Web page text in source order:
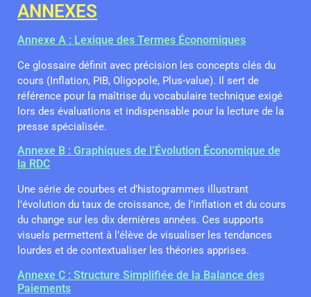
ANNEXES
Annexe A : Lexique des Termes Économiques
Ce glossaire définit avec précision les concepts clés du
cours (Inflation, PIB, Oligopole, Plus-value). Il sert de
référence pour la maîtrise du vocabulaire technique exigé
lors des évaluations et indispensable pour la lecture de la
presse spécialisée.
Annexe B : Graphiques de l’Évolution Économique de
la RDC
Une série de courbes et d’histogrammes illustrant
l’évolution du taux de croissance, de l’inflation et du cours
du change sur les dix dernières années. Ces supports
visuels permettent à l’élève de visualiser les tendances
lourdes et de contextualiser les théories apprises.
Annexe C : Structure Simplifiée de la Balance des
Paiements